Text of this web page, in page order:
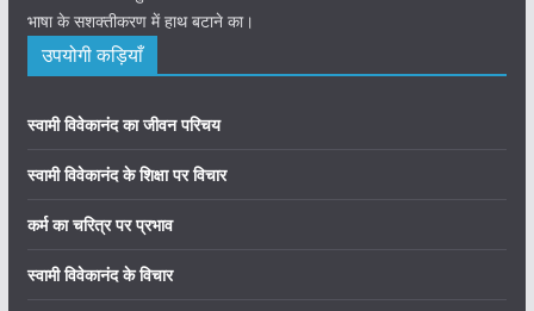
भाषा के सशक्तीकरण में हाथ बटाने का।
उपयोगी कड़ियाँ
स्वामी विवेकानंद का जीवन परिचय
स्वामी विवेकानंद के शिक्षा पर विचार
कर्म का चरित्र पर प्रभाव
स्वामी विवेकानंद के विचार